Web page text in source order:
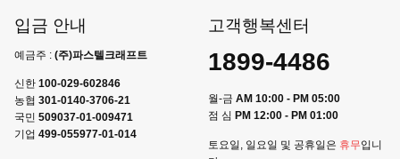
입금 안내
예금주 : (주)파스텔크래프트
신한 100-029-602846
농협 301-0140-3706-21
국민 509037-01-009471
기업 499-055977-01-014
고객행복센터
1899-4486
월-금 AM 10:00 - PM 05:00
점 심 PM 12:00 - PM 01:00
토요일, 일요일 및 공휴일은 휴무입니